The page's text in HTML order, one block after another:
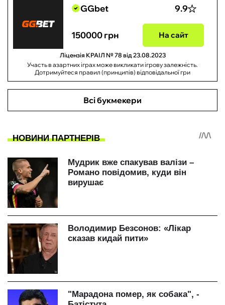
GGbet 9.9
150000 грн На сайт
Ліцензія КРАІЛ № 78 від 23.08.2023
Участь в азартних іграх може викликати ігрову залежність.
Дотримуйтеся правил (принципів) відповідальної гри
Всі букмекери